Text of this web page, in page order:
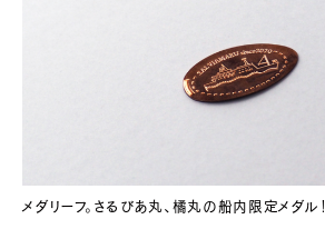
メダリーフ。さるびあ丸、橘丸の船内限定メダル！